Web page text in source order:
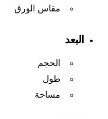
مقاس الورق
البعد
الحجم
طول
مساحة